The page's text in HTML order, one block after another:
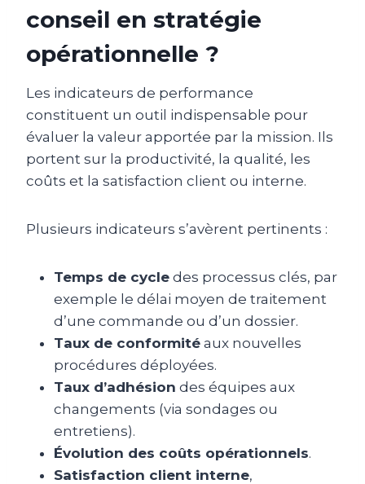
conseil en stratégie
opérationnelle ?
Les indicateurs de performance
constituent un outil indispensable pour
évaluer la valeur apportée par la mission. Ils
portent sur la productivité, la qualité, les
coûts et la satisfaction client ou interne.
Plusieurs indicateurs s’avèrent pertinents :
Temps de cycle des processus clés, par
exemple le délai moyen de traitement
d’une commande ou d’un dossier.
Taux de conformité aux nouvelles
procédures déployées.
Taux d’adhésion des équipes aux
changements (via sondages ou
entretiens).
Évolution des coûts opérationnels.
Satisfaction client interne,